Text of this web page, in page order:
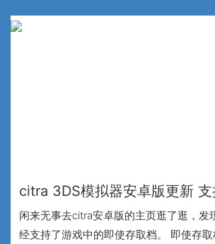
不到CCI格式的文件可以把CIA格式转换
简单，可以看一看这篇文章. RA模拟器的
citra 3DS模拟器安卓版更新
闲来无事去citra安卓版的主页逛了逛，发
经支持了游戏中的即使存取档。 即使存